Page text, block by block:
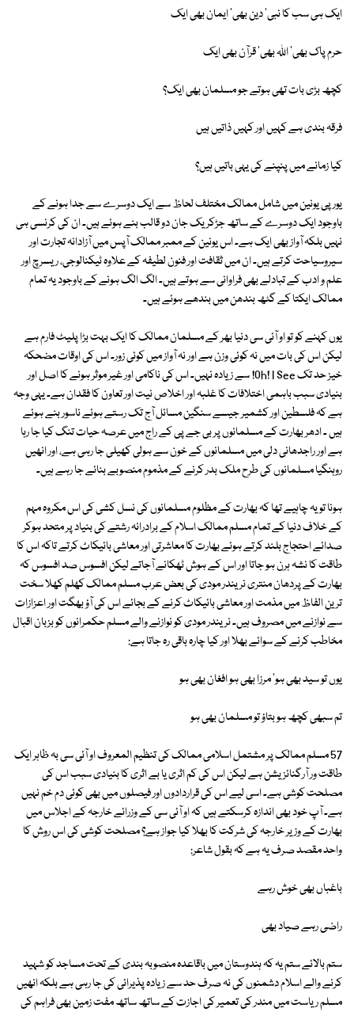
ایک ہی سب کا نبی' دین بھی' ایمان بھی ایک
حرم پاک بھی' اللہ بھی' قرآن بھی ایک
کچھ بڑی بات تھی ہوتے جو مسلمان بھی ایک؟
فرقہ بندی ہے کہیں اور کہیں ذاتیں ہیں
کیا زمانے میں پنپنے کی یہی باتیں ہیں؟
یورپی یونین میں شامل ممالک مختلف لحاظ سے ایک دوسرے سے جدا ہونے کے
باوجود ایک دوسرے کے ساتھ جڑکر یک جان دو قالب بنے ہوئے ہیں۔ ان کی کرنسی ہی
نہیں بلکہ آواز بھی ایک ہے۔ اس یونین کے ممبر ممالک آپس میں آزادانہ تجارت اور
سیروسیاحت کرتے ہیں۔ ان میں ثقافت اور فنون لطیفہ کے علاوہ ٹیکنالوجی، ریسرچ اور
علم و ادب کے تبادلے بھی فراوانی سے ہوتے ہیں۔ الگ الگ ہونے کے باوجود یہ تمام
ممالک ایکتا کے گٹھ بندھن میں بندھے ہوئے ہیں۔
یوں کہنے کو تو او آئی سی دنیا بھر کے مسلمان ممالک کا ایک بہت بڑا پلیٹ فارم ہے
لیکن اس کی بات میں نہ کوئی وزن ہے اور نہ آواز میں کوئی زور۔ اس کی اوقات مضحکہ
خیز حد تک Oh! I See! سے زیادہ نہیں۔ اس کی ناکامی اور غیر موثر ہونے کا اصل اور
بنیادی سبب باہمی اختلافات کا غلبہ اور اخلاص نیت اور تعاون کا فقدان ہے۔ یہی وجہ
ہے کہ فلسطین اور کشمیر جیسے سنگین مسائل آج تک رستے ہوئے ناسور بنے ہوئے
ہیں ۔ ادھر بھارت کے مسلمانوں پر بی جے پی کے راج میں عرصہ حیات تنگ کیا جا رہا
ہے اور راجدھانی دلی میں مسلمانوں کے خون سے ہولی کھیلی جا رہی ہے، اور انھیں
روہنگیا مسلمانوں کی طرح ملک بدر کرنے کے مذموم منصوبے بنائے جا رہے ہیں۔
ہونا تو یہ چاہیے تھا کہ بھارت کے مظلوم مسلمانوں کی نسل کشی کی اس مکروہ مہم
کے خلاف دنیا کے تمام مسلم ممالک اسلام کے برادرانہ رشتے کی بنیاد پر متحد ہوکر
صدائے احتجاج بلند کرتے ہوئے بھارت کا معاشرتی اور معاشی بائیکاٹ کرتے تاکہ اس کا
طاقت کا نشہ ہرن ہو جاتا اور اس کے ہوش ٹھکانے آجاتے لیکن افسوس صد افسوس کہ
بھارت کے پردھان منتری نریندر مودی کی بعض عرب مسلم ممالک کھلم کھلا سخت
ترین الفاظ میں مذمت اور معاشی بائیکاٹ کرنے کے بجائے اس کی آؤ بھگت اور اعزازات
سے نوازنے میں مصروف ہیں۔ نریندر مودی کو نوازنے والے مسلم حکمرانوں کو بزبان اقبال
مخاطب کرنے کے سوائے بھلا اور کیا چارہ باقی رہ جاتا ہے:
یوں تو سید بھی ہو' مرزا بھی ہو افغان بھی ہو
تم سبھی کچھ ہو بتاؤ تو مسلمان بھی ہو
57 مسلم ممالک پر مشتمل اسلامی ممالک کی تنظیم المعروف او آئی سی بہ ظاہر ایک
طاقت ور آرگنائزیشن ہے لیکن اس کی کم اثری یا بے اثری کا بنیادی سبب اس کی
مصلحت کوشی ہے۔ اسی لیے اس کی قراردادوں اور فیصلوں میں بھی کوئی دم خم نہیں
ہے۔ آپ خود بھی اندازہ کرسکتے ہیں کہ او آئی سی کے وزرائے خارجہ کے اجلاس میں
بھارت کے وزیر خارجہ کی شرکت کا بھلا کیا جواز ہے؟ مصلحت کوشی کی اس روش کا
واحد مقصد صرف یہ ہے کہ بقول شاعر:
باغباں بھی خوش رہے
راضی رہے صیاد بھی
ستم بالائے ستم یہ کہ ہندوستان میں باقاعدہ منصوبہ بندی کے تحت مساجد کو شہید
کرنے والے اسلام دشمنوں کی نہ صرف حد سے زیادہ پذیرائی کی جا رہی ہے بلکہ انھیں
مسلم ریاست میں مندر کی تعمیر کی اجازت کے ساتھ ساتھ مفت زمین بھی فراہم کی